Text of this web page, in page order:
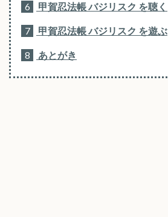
6 甲賀忍法帳 バジリスク を聴く
7 甲賀忍法帳 バジリスク を遊ぶ
8 あとがき